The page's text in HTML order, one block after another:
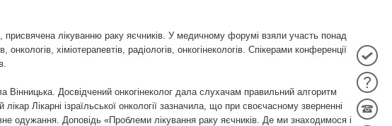
лікуванню раку яєчників. У медичному форумі взяли участь понад
хіміотерапевтів, радіологів, онкогінекологів. Спікерами конференції
Досвідчений онкогінеколог дала слухачам правильний алгоритм
Лікарні ізраїльської онкології зазначила, що при своєчасному зверненні
одужання. Доповідь «Проблеми лікування раку яєчників. Де ми знаходимося і